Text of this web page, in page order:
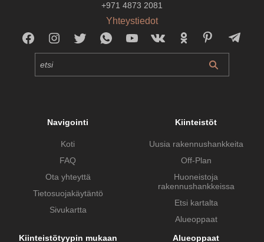
+971 4873 2081
Yhteystiedot
Navigointi
Koti
FAQ
Ota yhteyttä
Tietosuojakäytäntö
Sivukartta
Kiinteistöt
Uusia rakennushankkeita
Off-Plan
Huoneistoja
rakennushankkeissa
Etsi kartalta
Alueoppaat
Kiinteistötyypin mukaan
Alueoppaat